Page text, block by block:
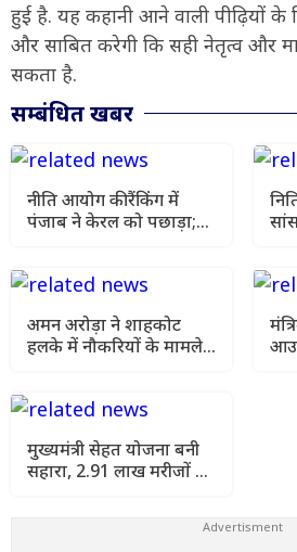
हुई है. यह कहानी आने वाली पीढ़ियों के
और साबित करेगी कि सही नेतृत्व और
सकता है.
सम्बंधित खबर
नीति आयोग की रैंकिंग में
पंजाब ने केरल को पछाड़ा;
पेश किया
अमन अरोड़ा ने शाहकोट
हलके में नौकरियों के मामले
मुख्यमंत्री सेहत योजना बनी
सहारा, 2.91 लाख मरीजों को